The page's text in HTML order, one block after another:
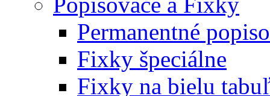
Permanentné
Fixky špeciálne
Fixky na bielu